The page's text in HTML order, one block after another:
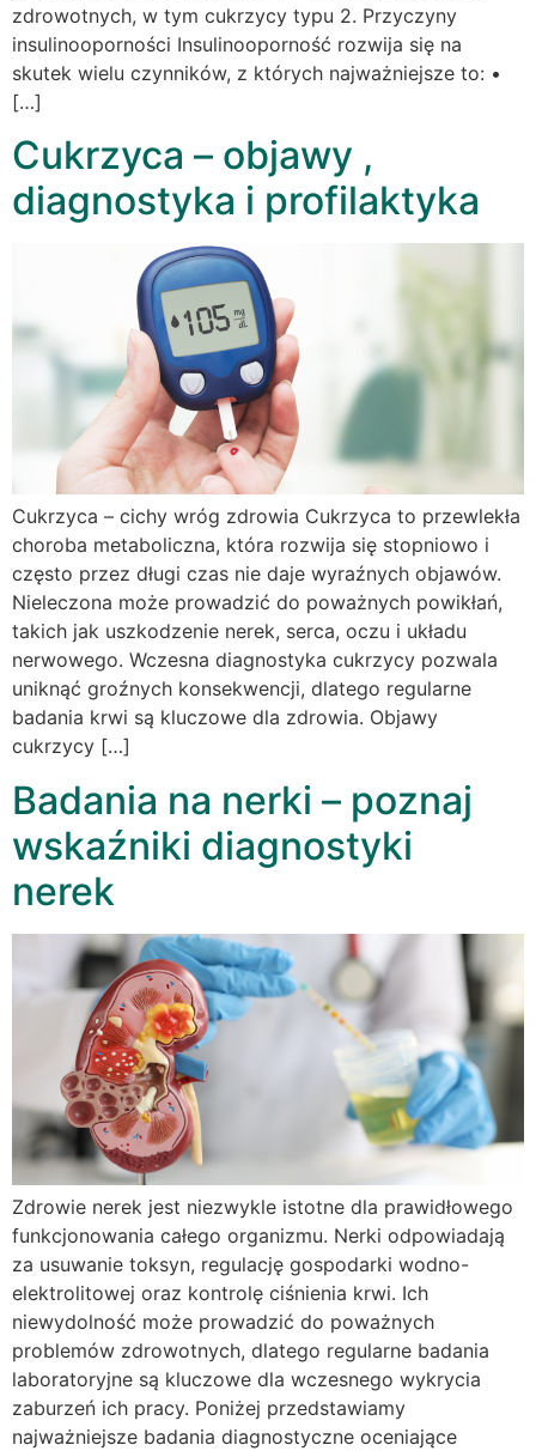
zdrowotnych, w tym cukrzycy typu 2. Przyczyny
insulinooporności Insulinooporność rozwija się na
skutek wielu czynników, z których najważniejsze to: •
[…]
Cukrzyca – objawy ,
diagnostyka i profilaktyka
Cukrzyca – cichy wróg zdrowia Cukrzyca to przewlekła
choroba metaboliczna, która rozwija się stopniowo i
często przez długi czas nie daje wyraźnych objawów.
Nieleczona może prowadzić do poważnych powikłań,
takich jak uszkodzenie nerek, serca, oczu i układu
nerwowego. Wczesna diagnostyka cukrzycy pozwala
uniknąć groźnych konsekwencji, dlatego regularne
badania krwi są kluczowe dla zdrowia. Objawy
cukrzycy […]
Badania na nerki – poznaj
wskaźniki diagnostyki
nerek
Zdrowie nerek jest niezwykle istotne dla prawidłowego
funkcjonowania całego organizmu. Nerki odpowiadają
za usuwanie toksyn, regulację gospodarki wodno-
elektrolitowej oraz kontrolę ciśnienia krwi. Ich
niewydolność może prowadzić do poważnych
problemów zdrowotnych, dlatego regularne badania
laboratoryjne są kluczowe dla wczesnego wykrycia
zaburzeń ich pracy. Poniżej przedstawiamy
najważniejsze badania diagnostyczne oceniające